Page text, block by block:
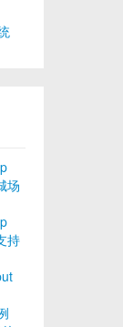
场
持